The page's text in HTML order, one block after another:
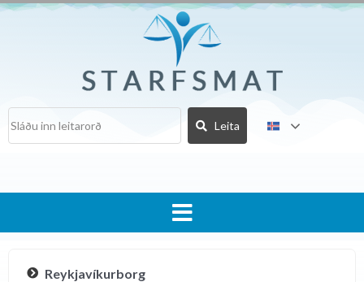
Skip
Menu
Reykjavíkurborg